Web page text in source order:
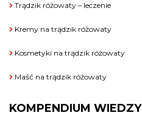
Trądzik różowaty – leczenie
Kremy na trądzik różowaty
Kosmetyki na trądzik różowaty
Maść na trądzik różowaty
KOMPENDIUM WIEDZY